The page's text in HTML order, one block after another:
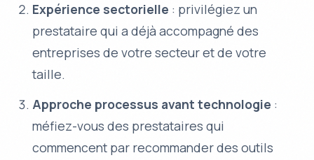
Expérience sectorielle : privilégiez un
prestataire qui a déjà accompagné des
entreprises de votre secteur et de votre
taille.
Approche processus avant technologie :
méfiez-vous des prestataires qui
commencent par recommander des outils